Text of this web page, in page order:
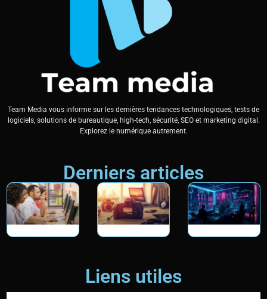
Team Media vous informe sur les dernières tendances technologiques, tests de
logiciels, solutions de bureautique, high-tech, sécurité, SEO et marketing digital.
Explorez le numérique autrement.
Derniers articles
Liens utiles